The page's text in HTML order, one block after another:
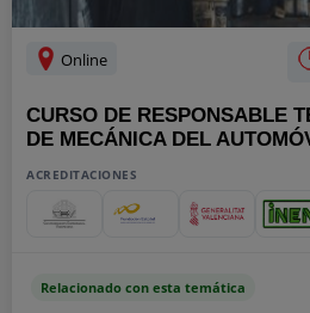
Online
CURSO DE RESPONSABLE
DE MECÁNICA DEL
ACREDITACIONES
Relacionado con esta temática